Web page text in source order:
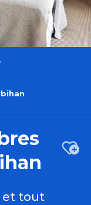
et tout